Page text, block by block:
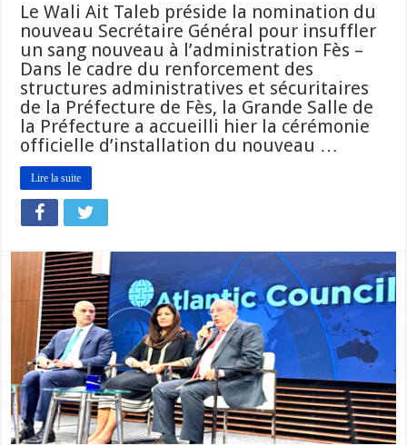
Le Wali Ait Taleb préside la nomination du
nouveau Secrétaire Général pour insuffler
un sang nouveau à l’administration Fès –
Dans le cadre du renforcement des
structures administratives et sécuritaires
de la Préfecture de Fès, la Grande Salle de
la Préfecture a accueilli hier la cérémonie
officielle d’installation du nouveau …
Lire la suite